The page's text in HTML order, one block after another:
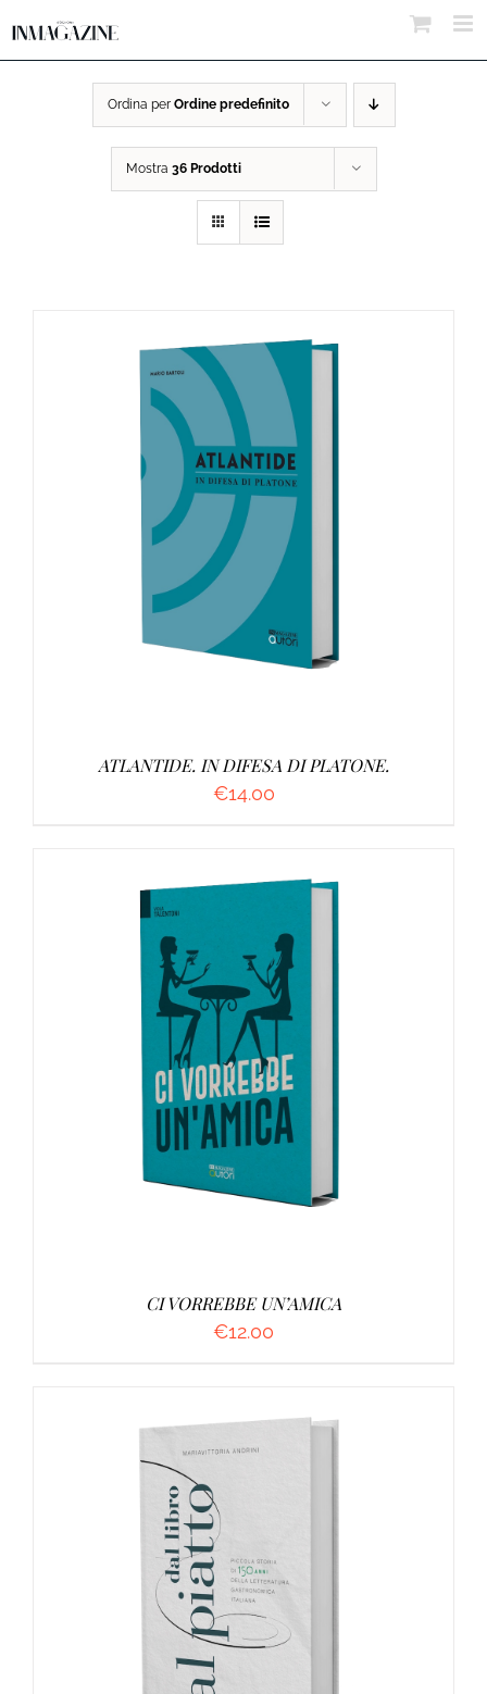
Ordina per Ordine predefinito
Mostra 36 Prodotti
AGGIUNGI AL CARRELLO /
ATLANTIDE. IN DIFESA DI PLATONE.
€14.00
AGGIUNGI AL CARRELLO /
CI VORREBBE UN’AMICA
€12.00
AGGIUNGI AL CARRELLO